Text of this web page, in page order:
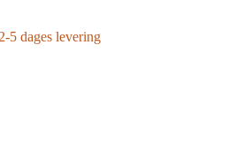
5 dages levering